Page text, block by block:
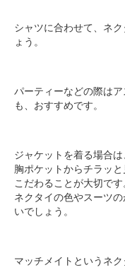
シャツに合わせて、ネ
ょう。
パーティーなどの際は
も、おすすめです。
ジャケットを着る場合は
胸ポケットからチラッ
こだわることが大切です
ネクタイの色やスーツ
いでしょう。
マッチメイトというネ